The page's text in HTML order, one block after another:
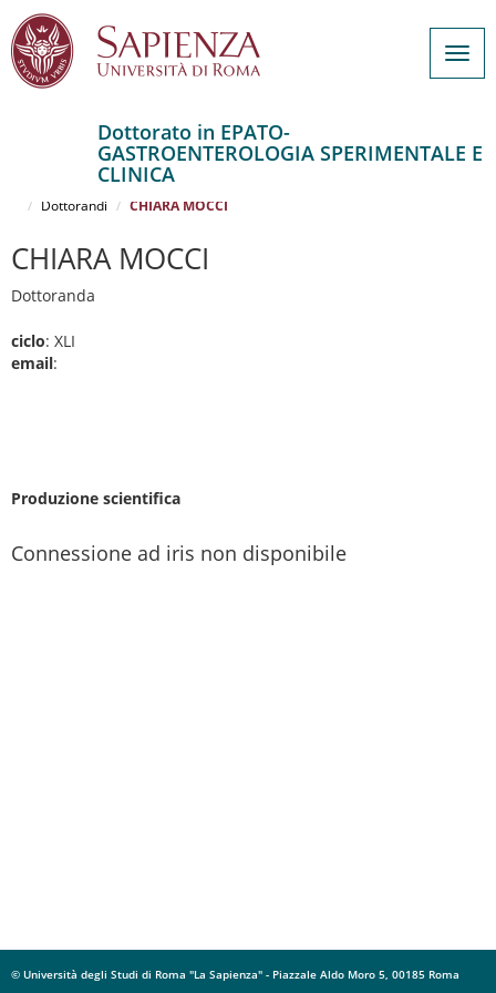
contenuto
Dottorato in EPATO-
GASTROENTEROLOGIA SPERIMENTALE E
CLINICA
EPATO-GASTROENTEROLOGIA SPERIMENTALE E CLINICA
Dottorandi
CHIARA MOCCI
CHIARA MOCCI
Dottoranda
ciclo: XLI
email:
Produzione scientifica
Connessione ad iris non disponibile
© Università degli Studi di Roma "La Sapienza" - Piazzale Aldo Moro 5, 00185 Roma